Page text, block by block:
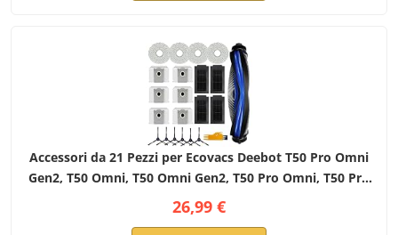
Accessori da 21 Pezzi per Ecovacs Deebot T50 Pro Omni
Gen2, T50 Omni, T50 Omni Gen2, T50 Pro Omni, T50 Pro
Aspiratore Pezzo di Ricambio, T50 Set di Accessori
26,99 €